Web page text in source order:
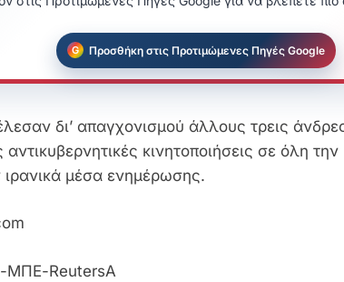
Προσθήκη στις Προτιμώμενες Πηγές Google
δι’ απαγχονισμού άλλους τρεις
αντικυβερνητικές κινητοποιήσεις σε όλη
μέσα ενημέρωσης.
ReutersΑ